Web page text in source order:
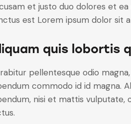
et justo duo dolores et
est Lorem ipsum dolor sit
quis lobortis
pellentesque odio
commodo id id magna.
nisi et mattis vulputate,